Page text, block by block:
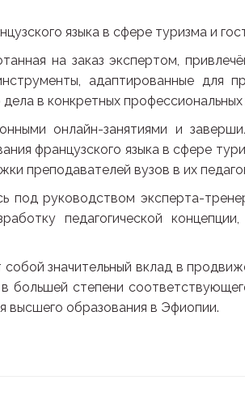
языка в сфере туризма и
на заказ экспертом,
адаптированные для
в конкретных профессиональных
онлайн-занятиями и
французского языка в сфере
преподавателей вузов в их
под руководством эксперта-
педагогической
значительный вклад в
в большей степени
высшего образования в Эфиопии.